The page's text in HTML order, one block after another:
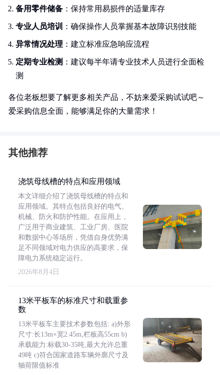
备用零件储备 ：保持常用易损件的适量库存
专业人员培训 ：确保操作人员掌握基本故障识别技能
异常情况处理 ：建立标准应急响应流程
定期专业检测 ：建议每半年请专业技术人员进行全面检
测
各位老板想要了解更多相关产品，不妨来爱采购试试吧～
爱采购信息全面，能够满足你的大量需求！
其他推荐
浇筑母线槽的特点和应用领域
本文详细介绍了浇筑母线槽的特点和
应用领域。其特点包括良好的电气、
机械、防火和防护性能。在应用上，
广泛用于商业建筑、工业厂房、医院
和数据中心等场所，凭借自身优势满
足不同领域对电力供应的高要求，保
障电力系统稳定运行。
2026年8月4日
13米平板车的标准尺寸和载重参
数
13米平板车主要技术参数包括: a)外形
尺寸:长13m×宽2.45m,栏板高55cm b)
承载能力:标载30-35吨,最大允许总重
49吨 c)符合国家道路车辆外廓尺寸及
轴荷限值标准